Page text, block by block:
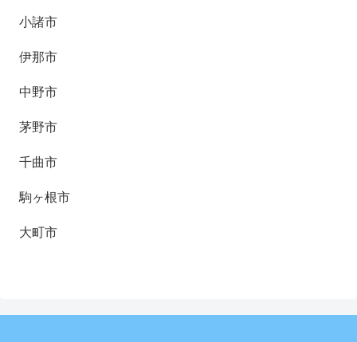
小諸市
伊那市
中野市
茅野市
千曲市
駒ヶ根市
大町市